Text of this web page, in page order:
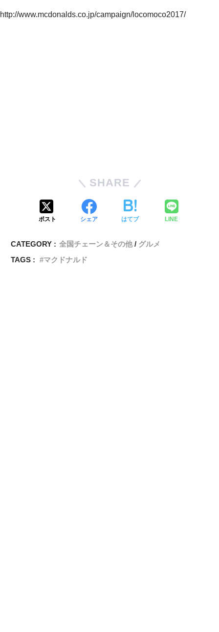
http://www.mcdonalds.co.jp/campaign/locomoco2017/
SHARE
ポスト シェア はてブ LINE
CATEGORY : 全国チェーン＆その他
グルメ
TAGS :
マクドナルド